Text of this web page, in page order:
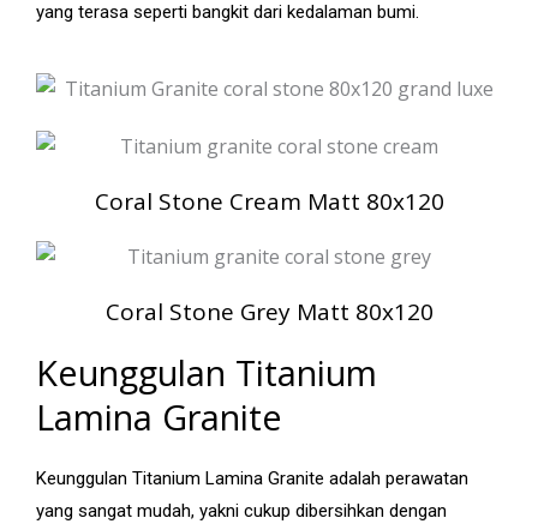
yang terasa seperti bangkit dari kedalaman bumi.
Coral Stone Cream Matt 80x120
Coral Stone Grey Matt 80x120
Keunggulan Titanium
Lamina Granite
Keunggulan Titanium Lamina Granite adalah perawatan
yang sangat mudah, yakni cukup dibersihkan dengan